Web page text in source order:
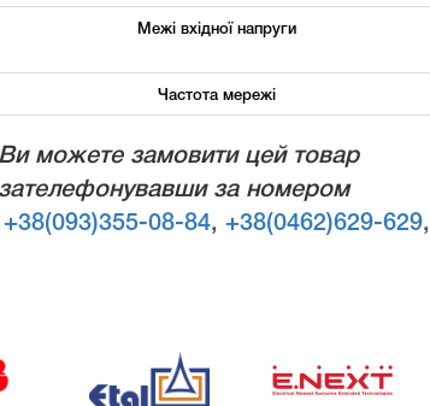
Межі вхідної напруги
Частота мережі
Ви можете замовити цей товар
зателефонувавши за номером
+38(093)355-08-84, +38(0462)629-629,